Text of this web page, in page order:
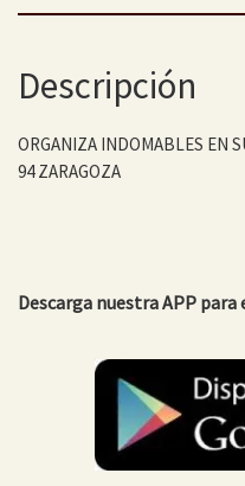
Descripción
ORGANIZA INDOMABLES EN
94 ZARAGOZA
Descarga nuestra APP